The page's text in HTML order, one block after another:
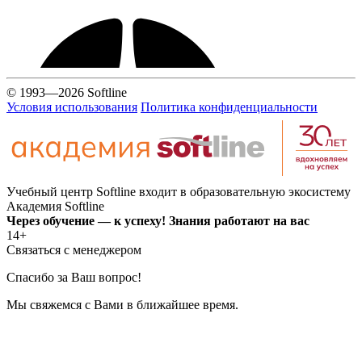
© 1993—2026 Softline
Условия использования Политика конфиденциальности
Учебный центр Softline входит в образовательную экосистему
Академия Softline
Через обучение — к успеху! Знания работают на вас
14+
Связаться с менеджером
Спасибо за Ваш вопрос!
Мы свяжемся с Вами в ближайшее время.